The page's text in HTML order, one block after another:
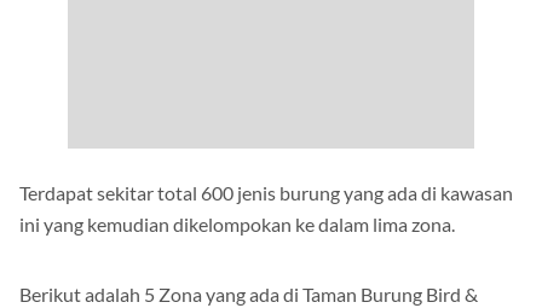
Terdapat sekitar total 600 jenis burung yang ada di kawasan
ini yang kemudian dikelompokan ke dalam lima zona.
Berikut adalah 5 Zona yang ada di Taman Burung Bird &